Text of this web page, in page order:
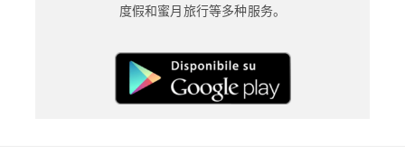
度假和蜜月旅行等多种服务。